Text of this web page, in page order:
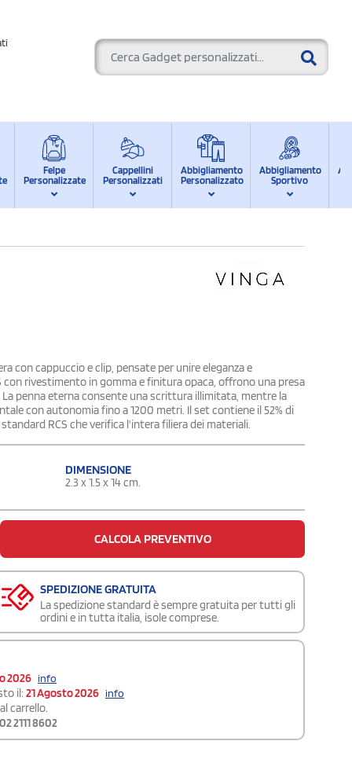
Felpe
Personalizzate
Cappellini
Personalizzati
Abbigliamento
Personalizzato
Abbigliamento
Sportivo
con cappuccio e clip, pensate per unire eleganza e
rivestimento in gomma e finitura opaca, offrono una presa
penna eterna consente una scrittura illimitata, mentre la
con autonomia fino a 1200 metri. Il set contiene il 52% di
RCS che verifica l'intera filiera dei materiali.
DIMENSIONE
2.3 x 1.5 x 14 cm.
CALCOLA PREVENTIVO
SPEDIZIONE GRATUITA
La spedizione standard è sempre gratuita per tutti gli
ordini e in tutta italia, isole comprese.
2026 info
il: 21 Agosto 2026 info
carrello.
02 2111 8602